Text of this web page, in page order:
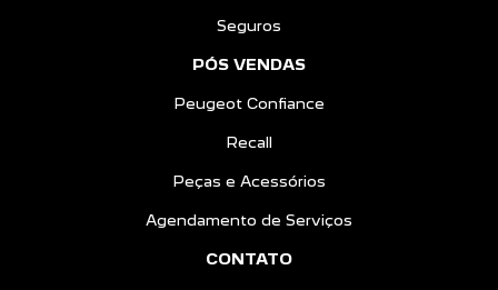
Consórcio
Financiamento
Seguros
PÓS VENDAS
Peugeot Confiance
Recall
Peças e Acessórios